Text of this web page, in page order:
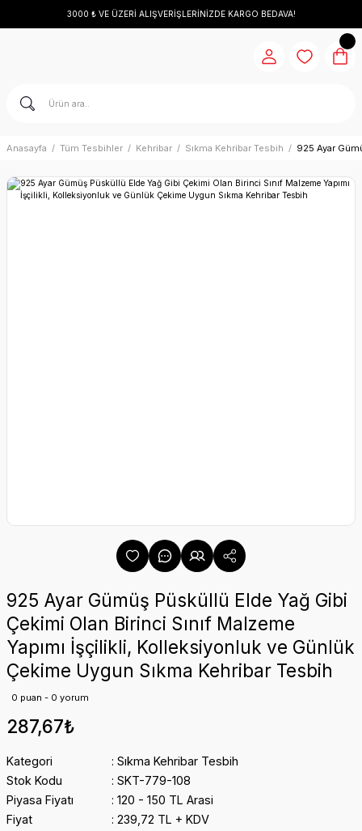
3000 ₺ VE ÜZERİ ALIŞVERİŞLERİNİZDE KARGO BEDAVA!
Anasayfa Tüm Tesbihler Kehribar Sıkma Kehribar Tesbih 925 Ayar
925 Ayar Gümüş Püsküllü Elde Yağ Gibi
Çekimi Olan Birinci Sınıf Malzeme
Yapımı İşçilikli, Kolleksiyonluk ve Günlük
Çekime Uygun Sıkma Kehribar Tesbih
0 puan - 0 yorum
287,67₺
Kategori
Sıkma Kehribar Tesbih
Stok Kodu
SKT-779-108
Piyasa Fiyatı
120 - 150 TL Arasi
Fiyat
239,72 TL + KDV